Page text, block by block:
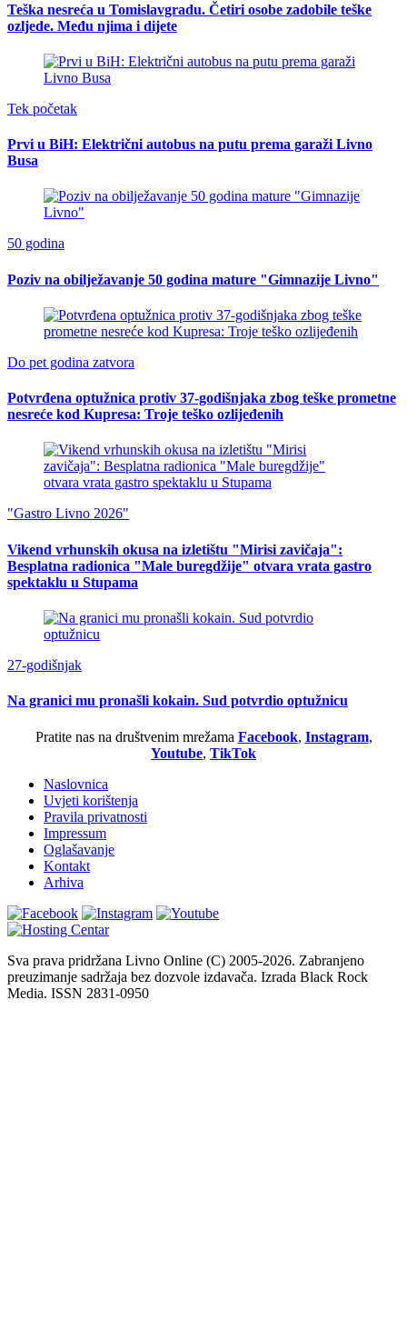
Teška nesreća u Tomislavgradu. Četiri osobe zadobile teške
ozljede. Među njima i dijete
Tek početak
Prvi u BiH: Električni autobus na putu prema garaži Livno
Busa
50 godina
Poziv na obilježavanje 50 godina mature "Gimnazije Livno"
Do pet godina zatvora
Potvrđena optužnica protiv 37-godišnjaka zbog teške prometne
nesreće kod Kupresa: Troje teško ozlijeđenih
"Gastro Livno 2026"
Vikend vrhunskih okusa na izletištu "Mirisi zavičaja":
Besplatna radionica "Male buregdžije" otvara vrata gastro
spektaklu u Stupama
27-godišnjak
Na granici mu pronašli kokain. Sud potvrdio optužnicu
Pratite nas na društvenim mrežama Facebook, Instagram,
Youtube, TikTok
Naslovnica
Uvjeti korištenja
Pravila privatnosti
Impressum
Oglašavanje
Kontakt
Arhiva
Sva prava pridržana Livno Online (C) 2005-2026. Zabranjeno
preuzimanje sadržaja bez dozvole izdavača. Izrada Black Rock
Media. ISSN 2831-0950